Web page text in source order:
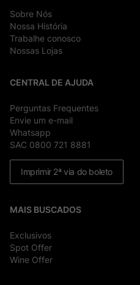
Sobre Nós
Nossa História
Trabalhe conosco
Nossas Lojas
CENTRAL DE AJUDA
Perguntas Frequentes
Envie um e-mail
Whatsapp
SAC 0800 721 8881
Imprimir 2ª via do boleto
MAIS BUSCADOS
Exclusivos
Spot Offer
Wine Offer